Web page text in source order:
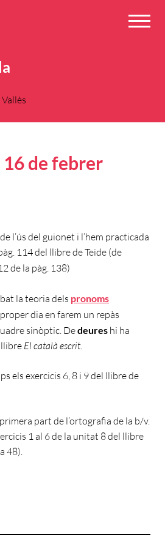
16 de febrer
l’ús del guionet i l’hem practicada
114 del llibre de Teide (de
de la pàg. 138)
la teoria dels pronoms
proper dia en farem un repàs
sinòptic. Dedeures hi ha
El català escrit.
els exercicis 6, 8 i 9 del llibre de
part de l’ortografia de la b/v.
1 al 6 de la unitat 8 del llibre
48).